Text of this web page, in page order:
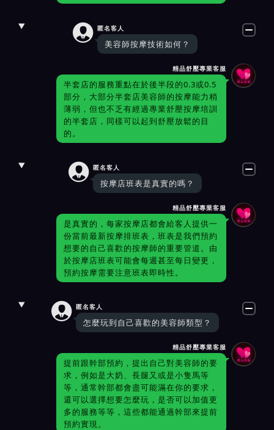
 匿名客人
美容師按摩技術如何？
精品舒壓專業客服
半套店的服務重點在於後半段的0.3或0.5
部分，大部分半套店美容師的按摩能力稍
薄弱，但也不乏有經過專業舒壓按摩培訓
的半套店，同樣可以起到舒壓放鬆的目
的。
 匿名客人
按摩店班表是真實的嗎？
精品舒壓專業客服
是真實的，每家按摩店都會給客人提供一
份當前最新按摩排班表，班表是我們預約
想要的自己喜歡的按摩師的重要管道。由
於按摩店班表可能會每週甚至每日變更，
預約按摩需要注意班表即時性。
 匿名客人
怎麼玩到自己喜歡的美容師類型？
精品舒壓專業客服
提前跟幹部預約，提出自己對美容師的要
求，例如是大奶、長腿又或是小隻馬等
等，通常幹部都會盡可能滿在你的要求，
還可以選擇想要怎麼玩，是否可以加值更
多的服務等等，這些都能通過幹部來提前
預約實現。